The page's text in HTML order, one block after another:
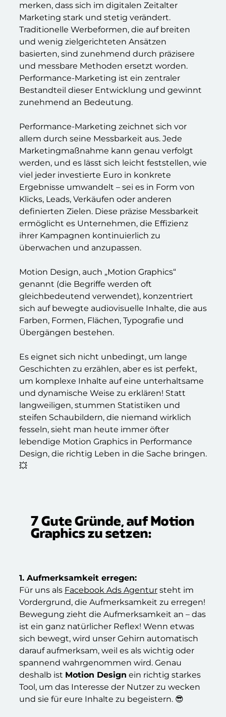
merken, dass sich im digitalen Zeitalter
Marketing stark und stetig verändert.
Traditionelle Werbeformen, die auf breiten
und wenig zielgerichteten Ansätzen
basierten, sind zunehmend durch präzisere
und messbare Methoden ersetzt worden.
Performance-Marketing ist ein zentraler
Bestandteil dieser Entwicklung und gewinnt
zunehmend an Bedeutung.
Performance-Marketing zeichnet sich vor
allem durch seine Messbarkeit aus. Jede
Marketingmaßnahme kann genau verfolgt
werden, und es lässt sich leicht feststellen, wie
viel jeder investierte Euro in konkrete
Ergebnisse umwandelt – sei es in Form von
Klicks, Leads, Verkäufen oder anderen
definierten Zielen. Diese präzise Messbarkeit
ermöglicht es Unternehmen, die Effizienz
ihrer Kampagnen kontinuierlich zu
überwachen und anzupassen.
Motion Design, auch „Motion Graphics“
genannt (die Begriffe werden oft
gleichbedeutend verwendet), konzentriert
sich auf bewegte audiovisuelle Inhalte, die aus
Farben, Formen, Flächen, Typografie und
Übergängen bestehen.
Es eignet sich nicht unbedingt, um lange
Geschichten zu erzählen, aber es ist perfekt,
um komplexe Inhalte auf eine unterhaltsame
und dynamische Weise zu erklären! Statt
langweiligen, stummen Statistiken und
steifen Schaubildern, die niemand wirklich
fesseln, sieht man heute immer öfter
lebendige Motion Graphics in Performance
Design, die richtig Leben in die Sache bringen.
💥
7 Gute Gründe, auf Motion
Graphics zu setzen:​
1. Aufmerksamkeit erregen:
Für uns als Facebook Ads Agentur steht im
Vordergrund, die Aufmerksamkeit zu erregen!
Bewegung zieht die Aufmerksamkeit an – das
ist ein ganz natürlicher Reflex! Wenn etwas
sich bewegt, wird unser Gehirn automatisch
darauf aufmerksam, weil es als wichtig oder
spannend wahrgenommen wird. Genau
deshalb ist Motion Design ein richtig starkes
Tool, um das Interesse der Nutzer zu wecken
und sie für eure Inhalte zu begeistern. 😎